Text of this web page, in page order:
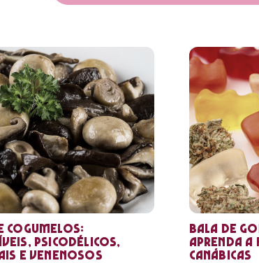
cogumelos:
psicodélicos,
e venenosos
Bala de
aprenda a
canábicas